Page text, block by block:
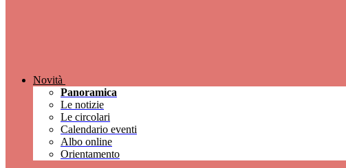
Novità
Panoramica
Le notizie
Le circolari
Calendario eventi
Albo online
Orientamento